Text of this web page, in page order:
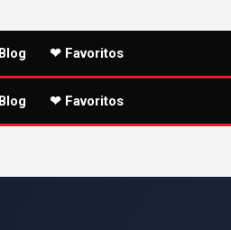
Blog ❤ Favoritos
Blog ❤ Favoritos